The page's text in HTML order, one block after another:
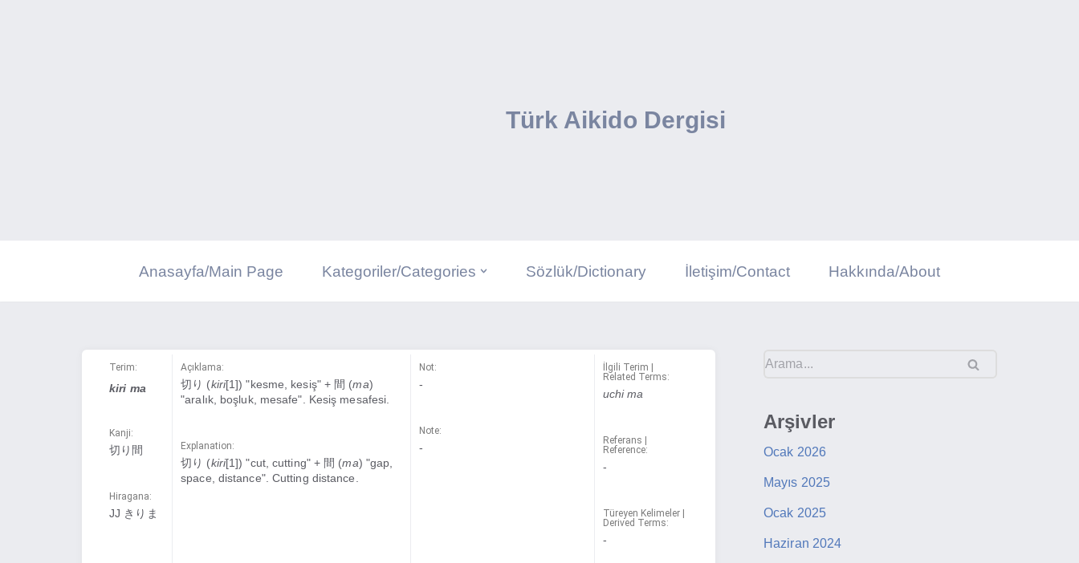
Türk Aikido Dergisi
Anasayfa/Main Page Kategoriler/Categories Sözlük/Dictionary İletişim/Contact Hakkında/About
Terim:
kiri ma
Kanji:
切り間
Hiragana:
JJ きりま
Açıklama:
切り (kiri[1]) "kesme, kesiş" + 間 (ma)
"aralık, boşluk, mesafe". Kesiş mesafesi.
Explanation:
切り (kiri[1]) "cut, cutting" + 間 (ma) "gap,
space, distance". Cutting distance.
Not:
-
Note:
-
İlgili Terim |
Related Terms:
uchi ma
Referans |
Reference:
-
Türeyen Kelimeler |
Derived Terms:
-
Arşivler
Ocak 2026
Mayıs 2025
Ocak 2025
Haziran 2024